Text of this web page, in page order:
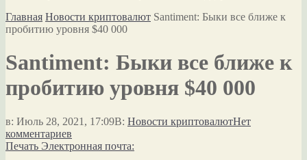
Главная Новости криптовалют Santiment: Быки все ближе к
пробитию уровня $40 000
Santiment: Быки все ближе к
пробитию уровня $40 000
в: Июль 28, 2021, 17:09В: Новости криптовалютНет
комментариев
Печать Электронная почта: